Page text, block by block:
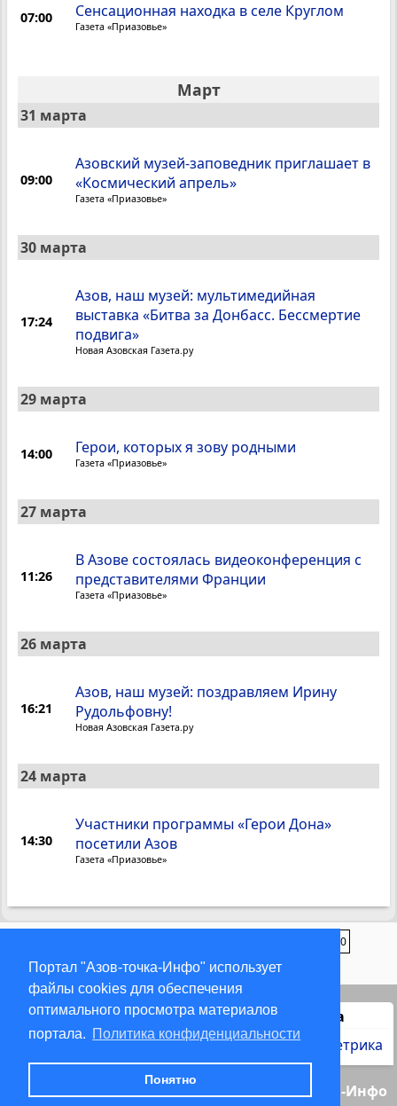
Портал "Азов-точка-Инфо" использует
файлы cookies для обеспечения
оптимального просмотра материалов
портала. Политика конфиденциальности
Понятно
07:00 Сенсационная находка в селе Круглом
Газета «Приазовье»
Март
31 марта
09:00
Азовский музей-заповедник приглашает в
«Космический апрель»
Газета «Приазовье»
30 марта
17:24
Азов, наш музей: мультимедийная
выставка «Битва за Донбасс. Бессмертие
подвига»
Новая Азовская Газета.ру
29 марта
14:00 Герои, которых я зову родными
Газета «Приазовье»
27 марта
11:26
В Азове состоялась видеоконференция с
представителями Франции
Газета «Приазовье»
26 марта
16:21
Азов, наш музей: поздравляем Ирину
Рудольфовну!
Новая Азовская Газета.ру
24 марта
14:30
Участники программы «Герои Дона»
посетили Азов
Газета «Приазовье»
100
Статистика
© 2000-2026 Азов-точка-Инфо